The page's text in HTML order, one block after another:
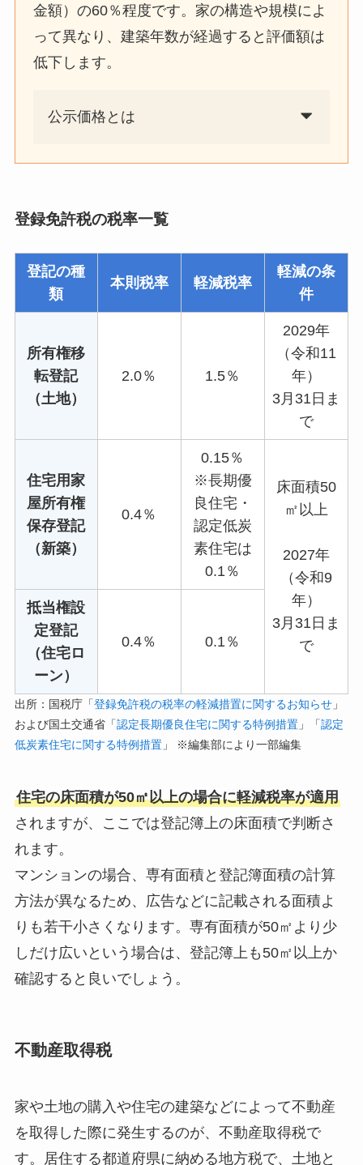
金額）の60％程度です。家の構造や規模によ
って異なり、建築年数が経過すると評価額は
低下します。
公示価格とは
登録免許税の税率一覧
登記の種
類
本則税率 軽減税率
軽減の条
件
所有権移
転登記
（土地）
2.0％ 1.5％
2029年
（令和11
年）
3月31日ま
で
住宅用家
屋所有権
保存登記
（新築）
0.4％
0.15％
※長期優
良住宅・
認定低炭
素住宅は
0.1％
床面積50
㎡以上
2027年
（令和9
年）
3月31日ま
で
抵当権設
定登記
（住宅ロ
ーン）
0.4％ 0.1％
出所：国税庁「登録免許税の税率の軽減措置に関するお知らせ」
および国土交通省「認定長期優良住宅に関する特例措置」「認定
低炭素住宅に関する特例措置」 ※編集部により一部編集
住宅の床面積が50㎡以上の場合に軽減税率が適用
されますが、ここでは登記簿上の床面積で判断さ
れます。
マンションの場合、専有面積と登記簿面積の計算
方法が異なるため、広告などに記載される面積よ
りも若干小さくなります。専有面積が50㎡より少
しだけ広いという場合は、登記簿上も50㎡以上か
確認すると良いでしょう。
不動産取得税
家や土地の購入や住宅の建築などによって不動産
を取得した際に発生するのが、不動産取得税で
す。居住する都道府県に納める地方税で、土地と